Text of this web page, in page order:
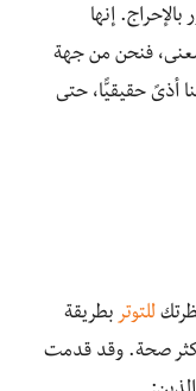
إنها
معنى، فنحن من جهة
أذىً حقيقيًّا، حتى
للتوتر بطريقة
أكثر صحة. وقد قدمت